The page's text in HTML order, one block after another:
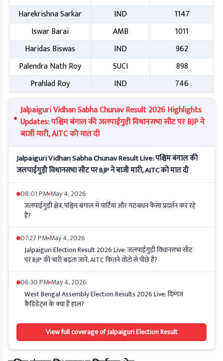
Harekrishna Sarkar
IND
1147
Iswar Barai
AMB
1011
Haridas Biswas
IND
962
Palendra Nath Roy
SUCI
898
Prahlad Roy
IND
746
Jalpaiguri Vidhan Sabha Chunav Result 2026 Highlights
Updates: पश्चिम बंगाल की जलपाईगुड़ी विधानसभा सीट पर BJP ने
बाजी मारी, AITC को मात दी
Jalpaiguri Vidhan Sabha Chunav Result Live: पश्चिम बंगाल की
जलपाईगुड़ी विधानसभा सीट पर BJP ने बाजी मारी, AITC को मात दी
08:01 PM May 4, 2026
जलपाईगुड़ी क्षेत्र, पश्चिम बंगाल में पार्टियां और गठबंधन कैसा प्रदर्शन कर रहे
हैं?
07:27 PM May 4, 2026
Jalpaiguri Election Result 2026 Live: जलपाईगुड़ी विधानसभा सीट
पर BJP की भारी बढ़त! जानें, AITC कितने वोटों से पीछे है?
06:30 PM May 4, 2026
West Bengal Assembly Election Results 2026 Live: दिग्गज
कैंडिडेट्स के क्या हैं हाल?
View full coverage of Jalpaiguri Election Result